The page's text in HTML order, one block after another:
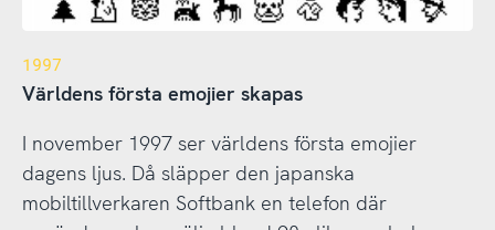
1997
Världens första emojier skapas
I november 1997 ser världens första emojier
dagens ljus. Då släpper den japanska
mobiltillverkaren Softbank en telefon där